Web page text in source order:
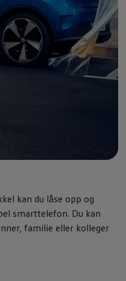
kan du låse opp og
smarttelefon. Du kan
familie eller kolleger